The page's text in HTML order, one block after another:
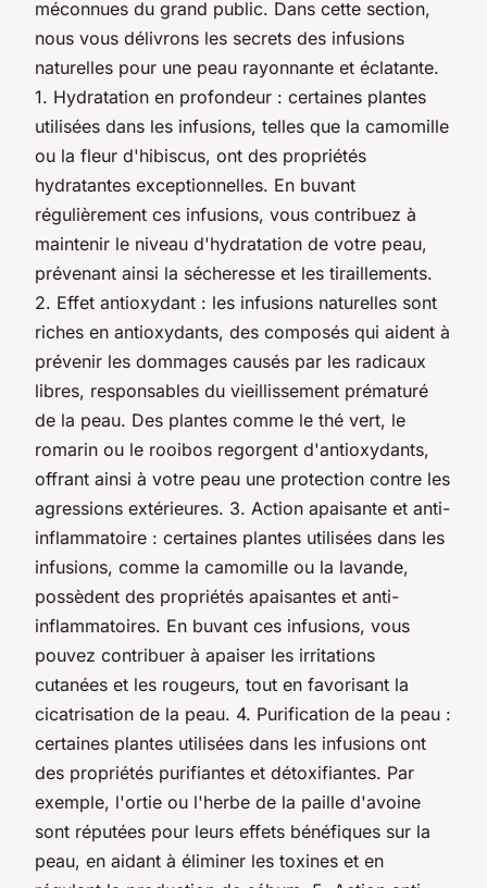
méconnues du grand public. Dans cette section,
nous vous délivrons les secrets des infusions
naturelles pour une peau rayonnante et éclatante.
1. Hydratation en profondeur : certaines plantes
utilisées dans les infusions, telles que la camomille
ou la fleur d'hibiscus, ont des propriétés
hydratantes exceptionnelles. En buvant
régulièrement ces infusions, vous contribuez à
maintenir le niveau d'hydratation de votre peau,
prévenant ainsi la sécheresse et les tiraillements.
2. Effet antioxydant : les infusions naturelles sont
riches en antioxydants, des composés qui aident à
prévenir les dommages causés par les radicaux
libres, responsables du vieillissement prématuré
de la peau. Des plantes comme le thé vert, le
romarin ou le rooibos regorgent d'antioxydants,
offrant ainsi à votre peau une protection contre les
agressions extérieures. 3. Action apaisante et anti-
inflammatoire : certaines plantes utilisées dans les
infusions, comme la camomille ou la lavande,
possèdent des propriétés apaisantes et anti-
inflammatoires. En buvant ces infusions, vous
pouvez contribuer à apaiser les irritations
cutanées et les rougeurs, tout en favorisant la
cicatrisation de la peau. 4. Purification de la peau :
certaines plantes utilisées dans les infusions ont
des propriétés purifiantes et détoxifiantes. Par
exemple, l'ortie ou l'herbe de la paille d'avoine
sont réputées pour leurs effets bénéfiques sur la
peau, en aidant à éliminer les toxines et en